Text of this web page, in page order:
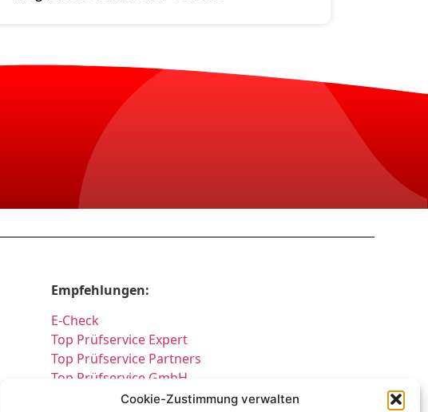
Cookie-Zustimmung verwalten
Empfehlungen:
E-Check
Top Prüfservice Expert
Top Prüfservice Partners
Top Prüfservice GmbH
Prüfung DGUV3 GmbH